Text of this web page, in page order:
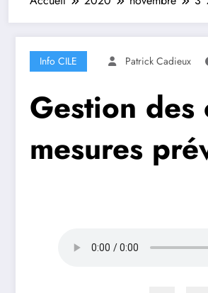
Info CILE Patrick Cadieux
Gestion des
mesures